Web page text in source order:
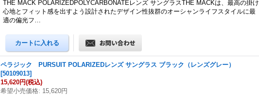
THE MACK POLARIZEDPOLYCARBONATEレンズ サングラスTHE MACKは、最高の掛け
心地とフィット感を出すよう設計されたデザイン性抜群のオーシャンライフスタイルに最
適の偏光フ…
ペラジック PURSUIT POLARIZEDレンズ サングラス ブラック（レンズグレー）
[50109013]
15,620円(税込)
希望小売価格: 15,620円